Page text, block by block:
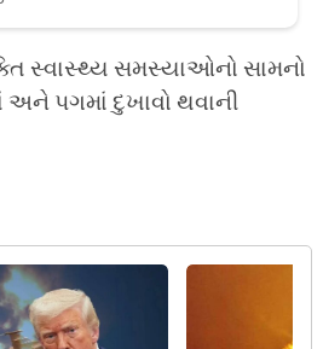
સ્વાસ્થ્ય સમસ્યાઓનો સામનો
અને પગમાં દુખાવો થવાની